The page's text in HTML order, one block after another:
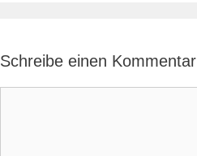
Schreibe einen Kommentar